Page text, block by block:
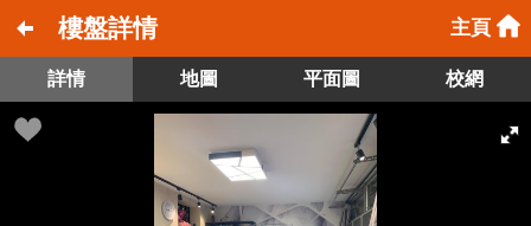
樓盤詳情 主頁
詳情 地圖 平面圖 校網